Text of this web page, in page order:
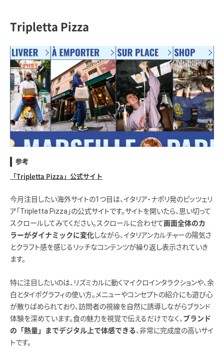
Tripletta Pizza
参考
「Tripletta Pizza」公式サイト
今月注目したい海外サイトの1つ目は、イタリア・ナポリ発のピッツェリ
ア「Tripletta Pizza」の公式サイトです。サイトを開いたら、思い切って
スクロールしてみてください。スクロールに合わせて画面全体のカ
ラーがダイナミックに変化 しながら、イタリアンカルチャーの陽気さ
とクラフト感を感じるリッチなコンテンツが繰り返し表示されていき
ます。
特に注目したいのは、リズミカルに動くマイクロインタラクションや、余
白とタイポグラフィの使い方。メニューやコンセプトの紹介にも遊び心
が散りばめられており、訪問者の視線を自然に誘導しながらブランド
体験を深めています。食の魅力を視覚で伝えるだけでなく、 ブランド
の「熱量」までデジタル上で体感できる、非常に完成度の高いサイ
トです。